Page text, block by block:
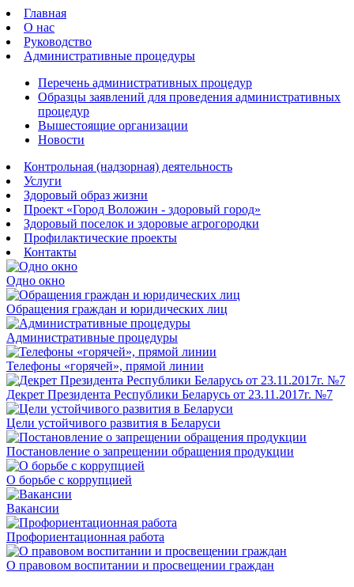
Главная
О нас
Руководство
Административные процедуры
Перечень административных процедур
Образцы заявлений для проведения административных
процедур
Вышестоящие организации
Новости
Контрольная (надзорная) деятельность
Услуги
Здоровый образ жизни
Проект «Город Воложин - здоровый город»
Здоровый поселок и здоровые агрогородки
Профилактические проекты
Контакты
Одно окно
Обращения граждан и юридических лиц
Административные процедуры
Телефоны «горячей», прямой линии
Декрет Президента Республики Беларусь от 23.11.2017г. №7
Цели устойчивого развития в Беларуси
Постановление о запрещении обращения продукции
О борьбе с коррупцией
Вакансии
Профориентационная работа
О правовом воспитании и просвещении граждан